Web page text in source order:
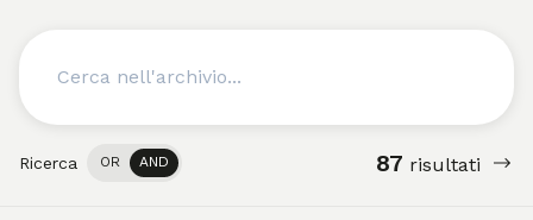
Cerca
Ricerca OR AND 87 risultati